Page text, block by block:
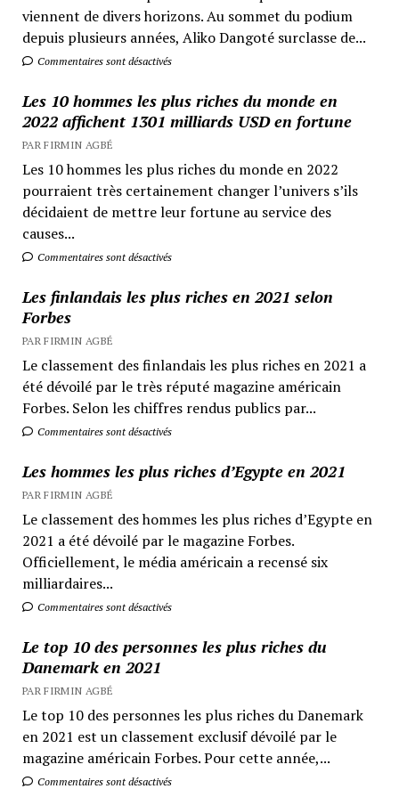
viennent de divers horizons. Au sommet du podium
depuis plusieurs années, Aliko Dangoté surclasse de...
Commentaires sont désactivés
Les 10 hommes les plus riches du monde en
2022 affichent 1301 milliards USD en fortune
PAR FIRMIN AGBÉ
Les 10 hommes les plus riches du monde en 2022
pourraient très certainement changer l’univers s’ils
décidaient de mettre leur fortune au service des
causes...
Commentaires sont désactivés
Les finlandais les plus riches en 2021 selon
Forbes
PAR FIRMIN AGBÉ
Le classement des finlandais les plus riches en 2021 a
été dévoilé par le très réputé magazine américain
Forbes. Selon les chiffres rendus publics par...
Commentaires sont désactivés
Les hommes les plus riches d’Egypte en 2021
PAR FIRMIN AGBÉ
Le classement des hommes les plus riches d’Egypte en
2021 a été dévoilé par le magazine Forbes.
Officiellement, le média américain a recensé six
milliardaires...
Commentaires sont désactivés
Le top 10 des personnes les plus riches du
Danemark en 2021
PAR FIRMIN AGBÉ
Le top 10 des personnes les plus riches du Danemark
en 2021 est un classement exclusif dévoilé par le
magazine américain Forbes. Pour cette année,...
Commentaires sont désactivés